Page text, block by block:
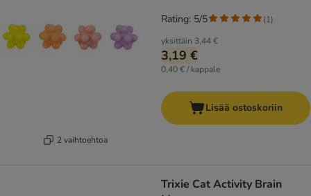
2 vaihtoehtoa
yksittäin 3,44 €
3,19 €
0,40 € / kappale
Rating: 5/5 (1)
Lisää ostoskoriin
Trixie Cat Activity Brain